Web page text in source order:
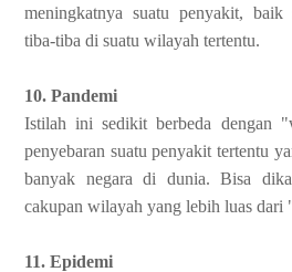
meningkatnya suatu penyakit, baik
tiba-tiba di suatu wilayah tertentu.
10. Pandemi
Istilah ini sedikit berbeda dengan
penyebaran suatu penyakit tertentu
banyak negara di dunia. Bisa
cakupan wilayah yang lebih luas dari
11. Epidemi